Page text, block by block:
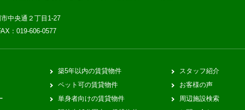
中央通２丁目1-27
：019-606-0577
築5年以内の賃貸物件
ペット可の賃貸物件
単身者向けの賃貸物件
スタッフ紹介
お客様の声
周辺施設検索